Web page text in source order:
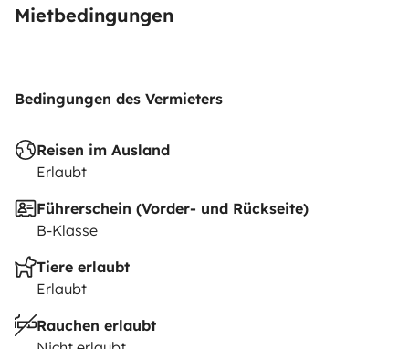
Mietbedingungen
Bedingungen des Vermieters
Reisen im Ausland
Erlaubt
Führerschein (Vorder- und Rückseite)
B-Klasse
Tiere erlaubt
Erlaubt
Rauchen erlaubt